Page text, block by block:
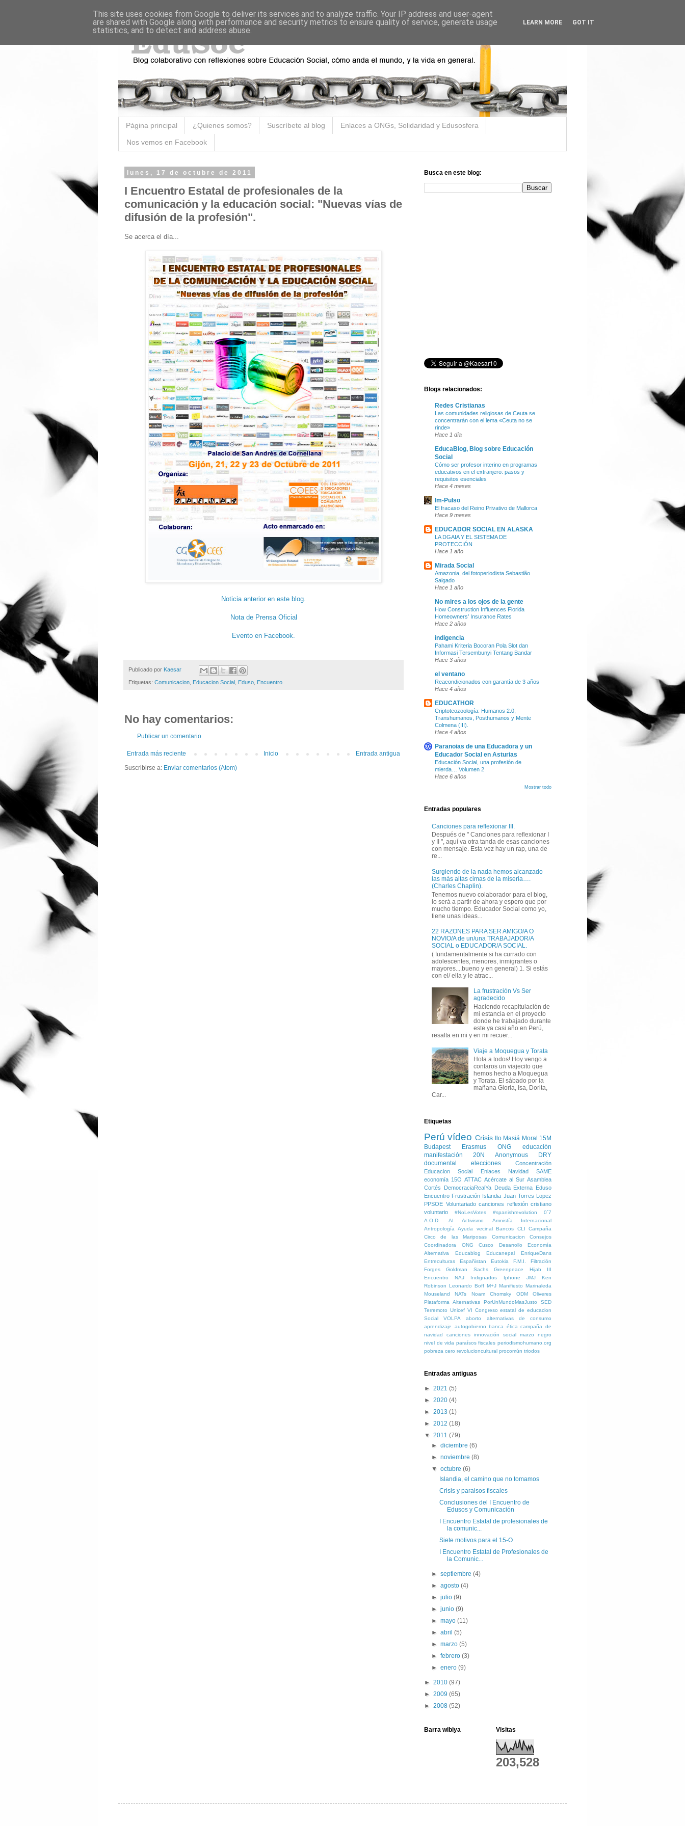
Página principal ¿Quienes somos? Suscríbete al blog Enlaces a ONGs, Solidaridad y Edusosfera
Nos vemos en Facebook
lunes, 17 de octubre de 2011
I Encuentro Estatal de profesionales de la
comunicación y la educación social: "Nuevas vías de
difusión de la profesión".
Se acerca el día...
Noticia anterior en este blog.
Nota de Prensa Oficial
Evento en Facebook.
Publicado por Kaesar
Etiquetas: Comunicacion Educacion Social Eduso Encuentro
No hay comentarios:
Publicar un comentario
Entrada más reciente Entrada antigua
Inicio
Suscribirse a: Enviar comentarios (Atom)
Busca en este blog:
Blogs relacionados:
Redes Cristianas
Las comunidades religiosas de Ceuta se
concentrarán con el lema «Ceuta no se
rinde»
Hace 1 día
EducaBlog, Blog sobre Educación
Social
Cómo ser profesor interino en programas
educativos en el extranjero: pasos y
requisitos esenciales
Hace 4 meses
Im-Pulso
El fracaso del Reino Privativo de Mallorca
Hace 9 meses
EDUCADOR SOCIAL EN ALASKA
LA DGAIA Y EL SISTEMA DE
PROTECCIÓN
Hace 1 año
Mirada Social
Amazonia, del fotoperiodista Sebastião
Salgado
Hace 1 año
No mires a los ojos de la gente
How Construction Influences Florida
Homeowners’ Insurance Rates
Hace 2 años
indigencia
Pahami Kriteria Bocoran Pola Slot dan
Informasi Tersembunyi Tentang Bandar
Hace 3 años
el ventano
Reacondicionados con garantía de 3 años
Hace 4 años
EDUCATHOR
Criptoteozoología: Humanos 2.0,
Transhumanos, Posthumanos y Mente
Colmena (III).
Hace 4 años
Paranoias de una Educadora y un
Educador Social en Asturias
Educación Social, una profesión de
mierda… Volumen 2
Hace 6 años
Mostrar todo
Entradas populares
Canciones para reflexionar III.
Después de " Canciones para reflexionar I
y II ", aquí va otra tanda de esas canciones
con mensaje. Esta vez hay un rap, una de
re...
Surgiendo de la nada hemos alcanzado
las más altas cimas de la miseria….
(Charles Chaplin).
Tenemos nuevo colaborador para el blog,
lo será a partir de ahora y espero que por
mucho tiempo. Educador Social como yo,
tiene unas ideas...
22 RAZONES PARA SER AMIGO/A O
NOVIO/A de un/una TRABAJADOR/A
SOCIAL o EDUCADOR/A SOCIAL‏.
( fundamentalmente si ha currado con
adolescentes, menores, inmigrantes o
mayores....bueno y en general) 1. Si estás
con el/ ella y le atrac...
La frustración Vs Ser
agradecido
Haciendo recapitulación de
mi estancia en el proyecto
donde he trabajado durante
este ya casi año en Perú,
resalta en mi y en mi recuer...
Viaje a Moquegua y Torata
Hola a todos! Hoy vengo a
contaros un viajecito que
hemos hecho a Moquegua
y Torata. El sábado por la
mañana Gloria, Isa, Dorita,
Car...
Etiquetas
Perú vídeo Crisis Ilo Masiá Moral 15M
Budapest
Erasmus ONG
educación
manifestación
20N Anonymous
DRY
documental
elecciones
Concentración
Educacion Social
Enlaces Navidad
SAME
economía 15O ATTAC Acércate al Sur Asamblea
Cortés
DemocraciaRealYa Deuda Externa
Eduso
Encuentro Frustración Islandia Juan Torres Lopez
PPSOE Voluntariado canciones reflexión cristiano
voluntario
#NoLesVotes #spanishrevolution
0´7
A.O.D.
AI Activismo
Amnistía Internacional
Antropología Ayuda vecinal Bancos CLI
Campaña
Circo de las Mariposas
Comunicacion
Consejos
Coordinadora ONG
Cusco Desarrollo
Economía
Alternativa
Educablog Educanepal
EnriqueDans
Entreculturas
Españistan Eutokia F.M.I.
Filtración
Forges
Goldman Sachs Greenpeace Hijab
Encuentro NAJ
Indignados Iphone JMJ
Ken
Robinson
Leonardo Boff M+J Manifiesto
Marinaleda
Mouseland
NATs Noam Chomsky ODM
Oliveres
Plataforma Alternativas
PorUnMundoMasJusto
SED
Terremoto Unicef VI Congreso estatal de educacion
Social
VOLPA aborto
alternativas de consumo
aprendizaje
autogobierno banca ética campaña de
navidad
canciones innovación social
marzo negro
nivel de vida paraísos fiscales periodismohumano.org
pobreza cero revolucioncultural procomún triodos
Entradas antiguas
► 2021 (5)
► 2020 (4)
► 2013 (1)
► 2012 (18)
▼ 2011 (79)
►diciembre(6)
►noviembre(8)
▼octubre(6)
Islandia, el camino que no tomamos
Crisis y paraisos fiscales
Conclusiones del I Encuentro de
Edusos y Comunicación
I Encuentro Estatal de profesionales de
la comunic...
Siete motivos para el 15-O
I Encuentro Estatal de Profesionales de
la Comunic...
►septiembre(4)
►agosto(4)
►julio(9)
►junio(9)
►mayo(11)
►abril(5)
►marzo(5)
►febrero(3)
►enero(9)
► 2010 (97)
► 2009 (65)
► 2008 (52)
Barra wibiya Visitas
203,528
This site uses cookies from Google to deliver its services and to analyze traffic. Your IP address and user-agent
are shared with Google along with performance and security metrics to ensure quality of service, generate usage
statistics, and to detect and address abuse.
LEARN MORE GOT IT